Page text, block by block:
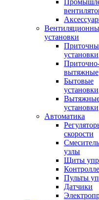
установки
установки
вытяжные
Бытовые
установки
установки
Автоматика
скорости
узлы
Щиты
Пульты
Датчики